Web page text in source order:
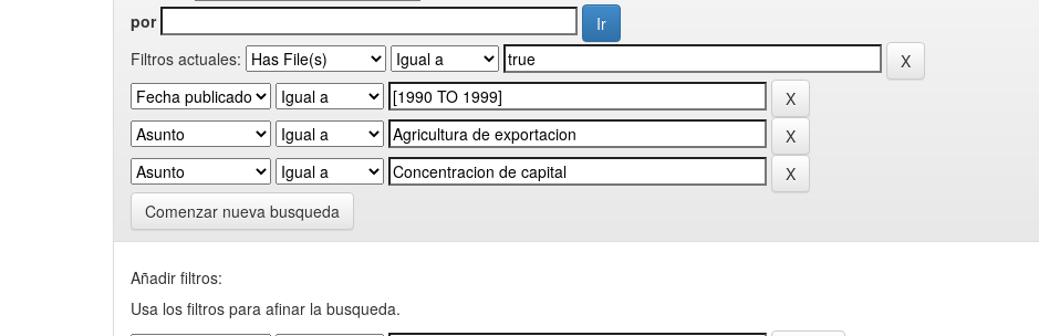
por
Filtros actuales:
Comenzar nueva busqueda
Añadir filtros:
Usa los filtros para afinar la busqueda.